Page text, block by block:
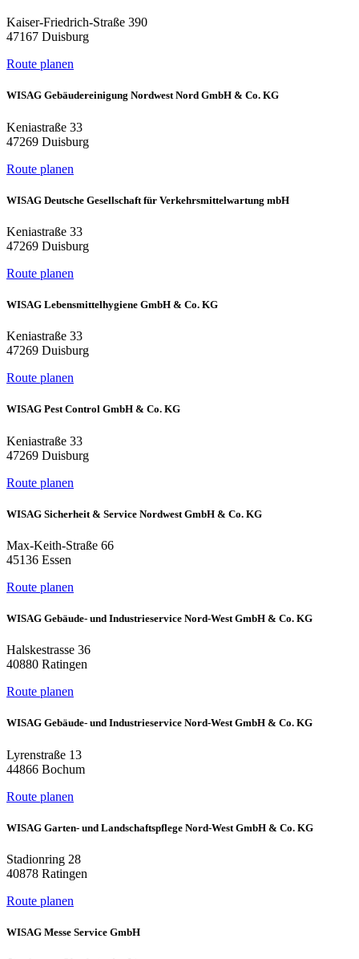
Kaiser-Friedrich-Straße 390
47167 Duisburg
Route planen
WISAG Gebäudereinigung Nordwest Nord GmbH & Co. KG
Keniastraße 33
47269 Duisburg
Route planen
WISAG Deutsche Gesellschaft für Verkehrsmittelwartung mbH
Keniastraße 33
47269 Duisburg
Route planen
WISAG Lebensmittelhygiene GmbH & Co. KG
Keniastraße 33
47269 Duisburg
Route planen
WISAG Pest Control GmbH & Co. KG
Keniastraße 33
47269 Duisburg
Route planen
WISAG Sicherheit & Service Nordwest GmbH & Co. KG
Max-Keith-Straße 66
45136 Essen
Route planen
WISAG Gebäude- und Industrieservice Nord-West GmbH & Co. KG
Halskestrasse 36
40880 Ratingen
Route planen
WISAG Gebäude- und Industrieservice Nord-West GmbH & Co. KG
Lyrenstraße 13
44866 Bochum
Route planen
WISAG Garten- und Landschaftspflege Nord-West GmbH & Co. KG
Stadionring 28
40878 Ratingen
Route planen
WISAG Messe Service GmbH